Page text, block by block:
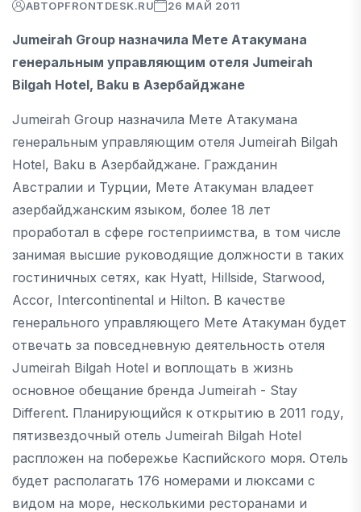
АВТОРFRONTDESK.RU 26 МАЙ 2011
Jumeirah Group назначила Мете Атакумана
генеральным управляющим отеля Jumeirah
Bilgah Hotel, Baku в Азербайджане
Jumeirah Group назначила Мете Атакумана
генеральным управляющим отеля Jumeirah Bilgah
Hotel, Baku в Азербайджане. Гражданин
Австралии и Турции, Мете Атакуман владеет
азербайджанским языком, более 18 лет
проработал в сфере гостеприимства, в том числе
занимая высшие руководящие должности в таких
гостиничных сетях, как Hyatt, Hillside, Starwood,
Accor, Intercontinental и Hilton. В качестве
генерального управляющего Мете Атакуман будет
отвечать за повседневную деятельность отеля
Jumeirah Bilgah Hotel и воплощать в жизнь
основное обещание бренда Jumeirah - Stay
Different. Планирующийся к открытию в 2011 году,
пятизвездочный отель Jumeirah Bilgah Hotel
распложен на побережье Каспийского моря. Отель
будет располагать 176 номерами и люксами с
видом на море, несколькими ресторанами и